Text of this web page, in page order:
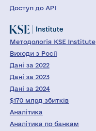
Доступ до API
Методологія KSE Institute
Виходи з Росії
Дані за 2022
Дані за 2023
Дані за 2024
$170 млрд збитків
Аналітика
Аналітика по банкам